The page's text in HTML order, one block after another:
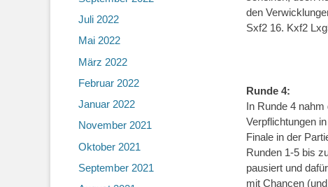
den
Sxf2 16. Kxf2
Runde 4:
In Runde 4
Verpflichtungen
Finale in der
Runden 1-5 bis
pausiert und
mit Chancen
Juli 2022
Mai 2022
März 2022
Februar 2022
Januar 2022
November 2021
Oktober 2021
September 2021